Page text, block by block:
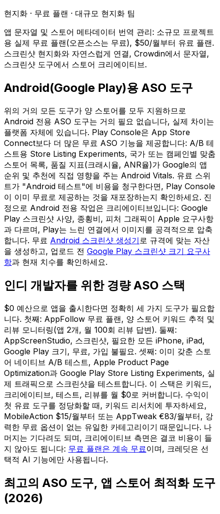
현지화 · 무료 플랜 · 대규모 현지화 팀
앱 문자열 및 스토어 메타데이터 번역 관리: 소규모 프로젝트
용 실제 무료 플랜(오픈소스는 무료), $50/월부터 유료 플랜.
스크린샷 현지화와 자연스럽게 연결, Crowdin에서 문자열,
스크린샷 도구에서 스토어 크리에이티브.
Android(Google Play)용 ASO 도구
위의 거의 모든 도구가 양 스토어를 모두 지원하므로
Android 전용 ASO 도구는 거의 필요 없습니다, 실제 차이는
플랫폼 자체에 있습니다. Play Console은 App Store
Connect보다 더 많은 무료 ASO 기능을 제공합니다: A/B 테
스트용 Store Listing Experiments, 국가 또는 캠페인별 맞춤
스토어 목록, 품질 지표(크래시율, ANR율)가 Google의 앱
순위 및 추천에 직접 영향을 주는 Android Vitals. 유료 스위
트가 "Android 테스트"에 비용을 청구한다면, Play Console
이 이미 무료로 제공하는 것을 재포장하는지 확인하세요. 진
정으로 Android 전용 작업은 크리에이티브입니다: Google
Play 스크린샷 사양, 종횡비, 피처 그래픽이 Apple 요구사항
과 다르며, Play는 느린 연결에서 이미지를 공격적으로 압축
합니다. 무료 Android 스크린샷 생성기로 규격에 맞는 자산
을 생성하고, 업로드 전 Google Play 스크린샷 크기 요구사
항과 현재 치수를 확인하세요.
인디 개발자를 위한 경량 ASO 스택
$0 예산으로 앱을 출시한다면 정확히 세 가지 도구가 필요합
니다. 첫째: AppFollow 무료 플랜, 양 스토어 키워드 추적 및
리뷰 모니터링(앱 2개, 월 100회 리뷰 답변). 둘째:
AppScreenStudio, 스크린샷, 필요한 모든 iPhone, iPad,
Google Play 크기, 무료, 가입 불필요. 셋째: 이미 갖춘 스토
어 네이티브 A/B 테스트, Apple Product Page
Optimization과 Google Play Store Listing Experiments, 실
제 트래픽으로 스크린샷을 테스트합니다. 이 스택은 키워드,
크리에이티브, 테스트, 리뷰를 월 $0로 커버합니다. 수익이
첫 유료 도구를 정당화할 때, 키워드 리서치에 투자하세요,
MobileAction $15/월부터 또는 AppTweak €83/월부터, 강
력한 무료 옵션이 없는 유일한 카테고리이기 때문입니다. 나
머지는 기다려도 되며, 크리에이티브 측면은 결코 비용이 들
지 않아도 됩니다: 무료 플랜은 계속 무료이며, 크레딧은 선
택적 AI 기능에만 사용됩니다.
최고의 ASO 도구, 앱 스토어 최적화 도구
(2026)